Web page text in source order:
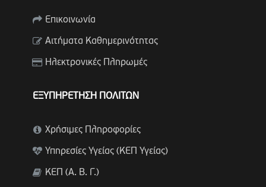
Επικοινωνία
Αιτήματα Καθημερινότητας
Ηλεκτρονικές Πληρωμές
ΕΞΥΠΗΡΕΤΗΣΗ ΠΟΛΙΤΩΝ
Χρήσιμες Πληροφορίες
Υπηρεσίες Υγείας (ΚΕΠ Υγείας)
ΚΕΠ (Α. Β. Γ.)